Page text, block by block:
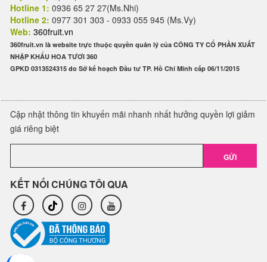
Hotline 1: 0936 65 27 27(Ms.Nhi)
Hotline 2: 0977 301 303 - 0933 055 945 (Ms.Vy)
Web: 360fruit.vn
360fruit.vn là website trực thuộc quyền quản lý của CÔNG TY CỔ PHẦN XUẤT
NHẬP KHẨU HOA TƯƠI 360
GPKD 0313524315 do Sở kế hoạch Đầu tư TP. Hồ Chí Minh cấp 06/11/2015
Cập nhật thông tin khuyến mãi nhanh nhất hưởng quyền lợi giảm
giá riêng biệt
GỬI
KẾT NỐI CHÚNG TÔI QUA